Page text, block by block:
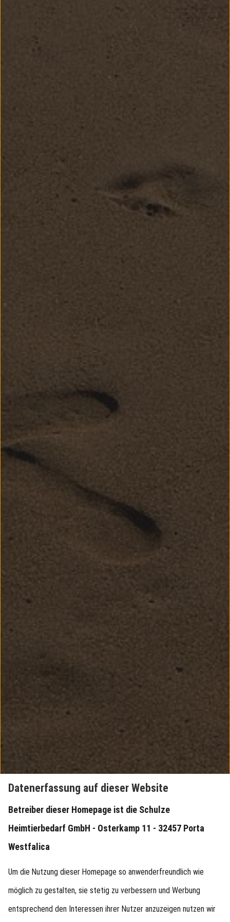
Datenerfassung auf dieser Website
Betreiber dieser Homepage ist die Schulze
Heimtierbedarf GmbH - Osterkamp 11 - 32457 Porta
Westfalica
Um die Nutzung dieser Homepage so anwenderfreundlich wie
möglich zu gestalten, sie stetig zu verbessern und Werbung
entsprechend den Interessen ihrer Nutzer anzuzeigen nutzen wir